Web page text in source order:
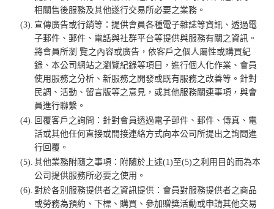
相關售後服務及其他遂行交易所必要之業務。
(3). 宣傳廣告或行銷等：提供會員各種電子雜誌等資訊、透過電
子郵件、郵件、電話與社群平台等提供與服務有關之資訊。
將會員所瀏 覽之內容或廣告，依客戶之個人屬性或購買紀
錄、本公司網站之瀏覽紀錄等項目，進行個人化作業、會員
使用服務之分析、新服務之開發或既有服務之改善等。針對
民調、活動、留言版等之意見，或其他服務關連事項，與會
員進行聯繫。
(4). 回覆客戶之詢問：針對會員透過電子郵件、郵件、傳真、電
話或其他任何直接或間接連絡方式向本公司所提出之詢問進
行回覆。
(5). 其他業務附隨之事項：附隨於上述(1)至(5)之利用目的而為本
公司提供服務所必要之使用。
(6). 對於各別服務提供者之資訊提供：會員對服務提供者之商品
或勞務為預約、下標、購買、參加贈獎活動或申請其他交易